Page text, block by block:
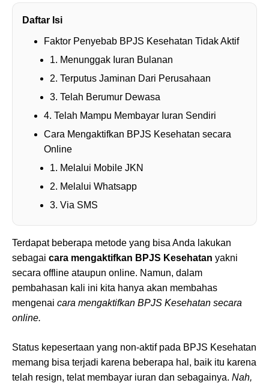
Daftar Isi
Faktor Penyebab BPJS Kesehatan Tidak Aktif
1. Menunggak Iuran Bulanan
2. Terputus Jaminan Dari Perusahaan
3. Telah Berumur Dewasa
4. Telah Mampu Membayar Iuran Sendiri
Cara Mengaktifkan BPJS Kesehatan secara
Online
1. Melalui Mobile JKN
2. Melalui Whatsapp
3. Via SMS
Terdapat beberapa metode yang bisa Anda lakukan
sebagai cara mengaktifkan BPJS Kesehatan yakni
secara offline ataupun online. Namun, dalam
pembahasan kali ini kita hanya akan membahas
mengenai cara mengaktifkan BPJS Kesehatan secara
online.
Status kepesertaan yang non-aktif pada BPJS Kesehatan
memang bisa terjadi karena beberapa hal, baik itu karena
telah resign, telat membayar iuran dan sebagainya. Nah,